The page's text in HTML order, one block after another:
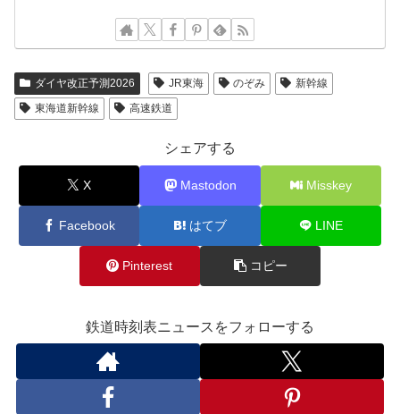
ダイヤ改正予測2026 JR東海 のぞみ
新幹線
東海道新幹線
高速鉄道
シェアする
X Mastodon Misskey
Facebook はてブ LINE
Pinterest コピー
鉄道時刻表ニュースをフォローする